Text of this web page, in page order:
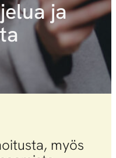
ja
myös